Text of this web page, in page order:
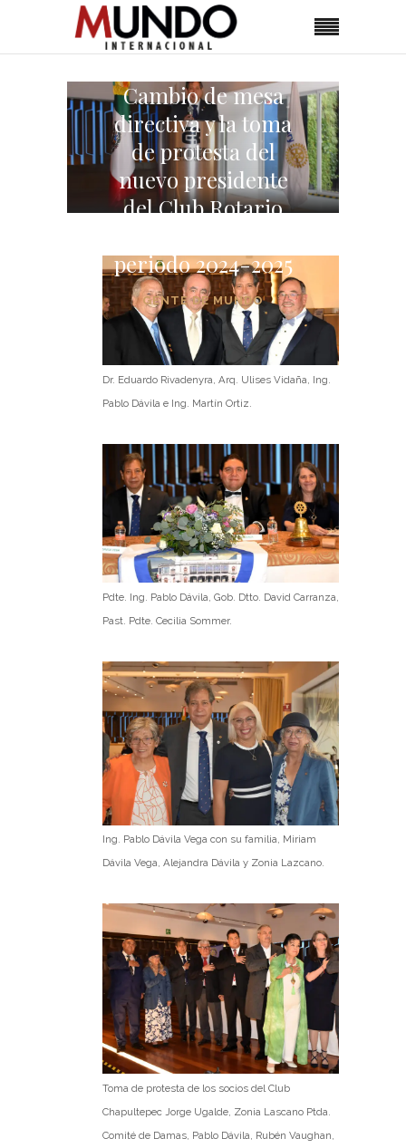
Cambio de mesa
directiva y la toma
de protesta del
nuevo presidente
del Club Rotario
periodo 2024-2025
GENTE DE MUNDO
Dr. Eduardo Rivadenyra, Arq. Ulises Vidaña, Ing.
Pablo Dávila e Ing. Martín Ortiz.
Pdte. Ing. Pablo Dávila, Gob. Dtto. David Carranza,
Past. Pdte. Cecilia Sommer.
Ing. Pablo Dávila Vega con su familia, Miriam
Dávila Vega, Alejandra Dávila y Zonia Lazcano.
Toma de protesta de los socios del Club
Chapultepec Jorge Ugalde, Zonia Lascano Ptda.
Comité de Damas, Pablo Dávila, Rubén Vaughan,